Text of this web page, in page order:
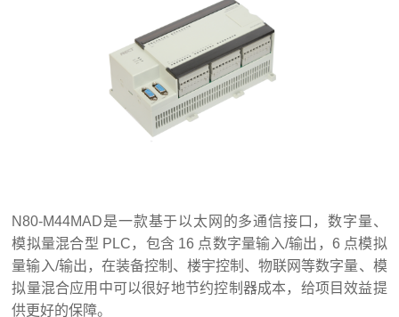
N80-M44MAD是一款基于以太网的多通信接口，数字量、
模拟量混合型 PLC，包含 16 点数字量输入/输出，6 点模拟
量输入/输出，在装备控制、楼宇控制、物联网等数字量、模
拟量混合应用中可以很好地节约控制器成本，给项目效益提
供更好的保障。